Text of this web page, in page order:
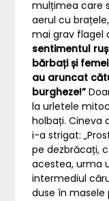
mulțimea care
aerul cu
mai grav flagel
sentimentul
bărbați și
au aruncat
burgheze!”
la urletele
holbați. Cineva
i-a strigat:
pe dezbrăcați,
acestea, urma
intermediul
duse în masele